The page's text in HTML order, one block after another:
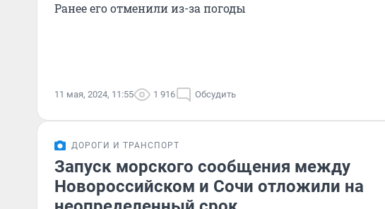
Ранее его отменили из-за погоды
11 мая, 2024, 11:55 1 916 Обсудить
ДОРОГИ И ТРАНСПОРТ
Запуск морского сообщения между
Новороссийском и Сочи отложили на